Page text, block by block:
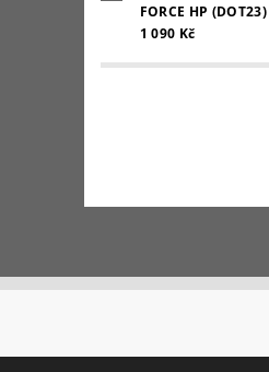
FORCE HP (DOT23)
1 090 Kč